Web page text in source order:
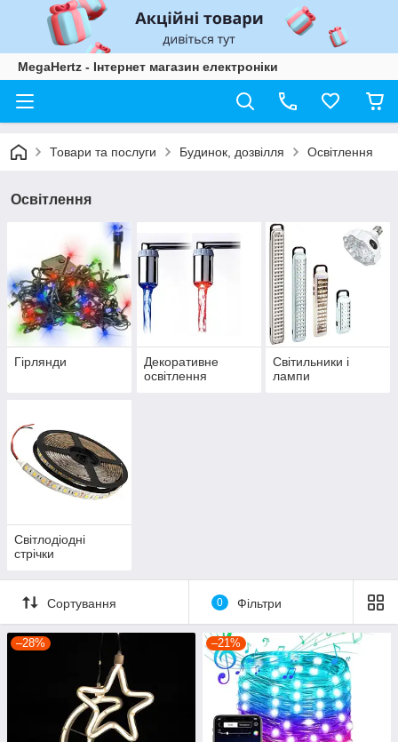
MegaHertz - Інтернет магазин електроніки
Товари та послуги Будинок, дозвілля Освітлення
Освітлення
Гірлянди
Декоративне
освітлення
Світильники і
лампи
Світлодіодні
стрічки
Сортування 0 Фільтри
–28% –21%